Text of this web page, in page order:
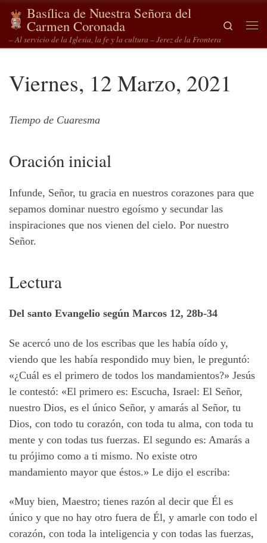
Saltar al contenido
Basílica de Nuestra Señora del
Carmen Coronada
– Al servicio de la Iglesia, la fe y la cultura – Jerez de la Frontera
Search
Viernes, 12 Marzo, 2021
Tiempo de Cuaresma
Oración inicial
Infunde, Señor, tu gracia en nuestros corazones para que
sepamos dominar nuestro egoísmo y secundar las
inspiraciones que nos vienen del cielo. Por nuestro
Señor.
Lectura
Del santo Evangelio según Marcos 12, 28b-34
Se acercó uno de los escribas que les había oído y,
viendo que les había respondido muy bien, le preguntó:
«¿Cuál es el primero de todos los mandamientos?» Jesús
le contestó: «El primero es: Escucha, Israel: El Señor,
nuestro Dios, es el único Señor, y amarás al Señor, tu
Dios, con todo tu corazón, con toda tu alma, con toda tu
mente y con todas tus fuerzas. El segundo es: Amarás a
tu prójimo como a ti mismo. No existe otro
mandamiento mayor que éstos.» Le dijo el escriba:
«Muy bien, Maestro; tienes razón al decir que Él es
único y que no hay otro fuera de Él, y amarle con todo el
corazón, con toda la inteligencia y con todas las fuerzas,